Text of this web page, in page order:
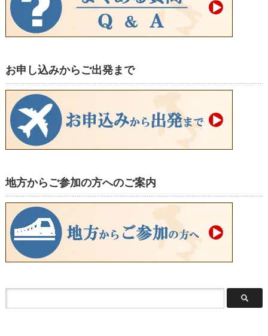
お申し込みからご出発まで
地方からご参加の方へのご案内